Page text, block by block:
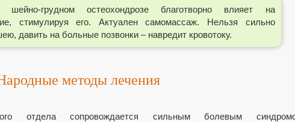
грудном остеохондрозе благотворно влияет на
стимулируя его. Актуален самомассаж. Нельзя сильно
давить на больные позвонки – навредит кровотоку.
методы лечения
отдела сопровождается сильным болевым